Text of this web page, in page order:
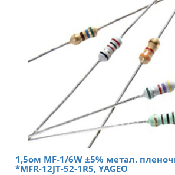
1,5ом MF-1/6W ±5% метал.
*MFR-12JT-52-1R5, YAGEO